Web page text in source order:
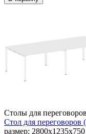
Столы для переговоров
Стол для
размер: